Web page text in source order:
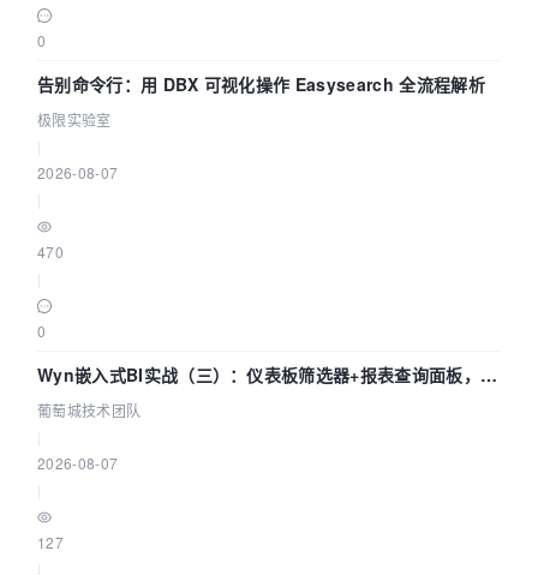
0
告别命令行：用 DBX 可视化操作 Easysearch 全流程解析
极限实验室
2026-08-07
470
0
Wyn嵌入式BI实战（三）：仪表板筛选器+报表查询面板，参
数联动全闭环
葡萄城技术团队
2026-08-07
127